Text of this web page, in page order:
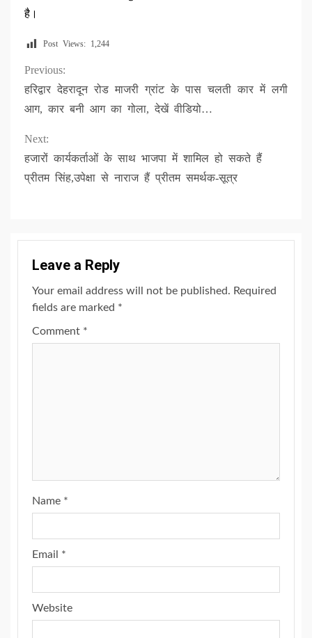
है।
Post Views: 1,244
Continue
Reading
Previous:
हरिद्वार देहरादून रोड माजरी ग्रांट के पास चलती कार में लगी
आग, कार बनी आग का गोला, देखें वीडियो…
Next:
हजारों कार्यकर्ताओं के साथ भाजपा में शामिल हो सकते हैं
प्रीतम सिंह,उपेक्षा से नाराज हैं प्रीतम समर्थक-सूत्र
Leave a Reply
Your email address will not be published. Required
fields are marked *
Comment *
Name *
Email *
Website